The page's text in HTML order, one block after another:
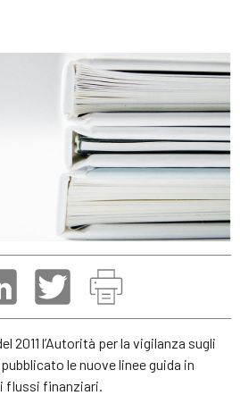
2011 l’Autorità per la vigilanza sugli
le nuove linee guida in
flussi finanziari.